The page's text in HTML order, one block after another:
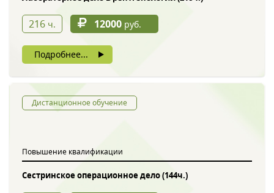
216 ч. 12000 руб.
Подробнее...
Дистанционное обучение
Повышение квалификации
Сестринское операционное дело (144ч.)